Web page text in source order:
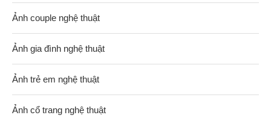
Ảnh couple nghệ thuật
Ảnh gia đình nghệ thuật
Ảnh trẻ em nghệ thuật
Ảnh cổ trang nghệ thuật